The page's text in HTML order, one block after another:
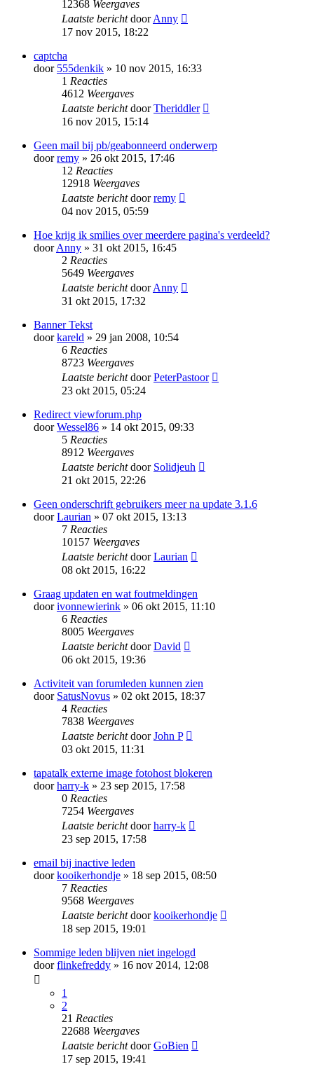
12368 Weergaves
Laatste berichtdoorAnny
17 nov 2015, 18:22
captcha
door 555denkik » 10 nov 2015, 16:33
1 Reacties
4612 Weergaves
Laatste berichtdoorTheriddler
16 nov 2015, 15:14
Geen mail bij pb/geabonneerd onderwerp
doorremy » 26 okt 2015, 17:46
12 Reacties
12918 Weergaves
Laatste berichtdoorremy
04 nov 2015, 05:59
Hoe krijg ik smilies over meerdere pagina's verdeeld?
doorAnny » 31 okt 2015, 16:45
2 Reacties
5649 Weergaves
Laatste berichtdoorAnny
31 okt 2015, 17:32
Banner Tekst
doorkareld » 29 jan 2008, 10:54
6 Reacties
8723 Weergaves
Laatste berichtdoorPeterPastoor
23 okt 2015, 05:24
Redirect viewforum.php
doorWessel86 » 14 okt 2015, 09:33
5 Reacties
8912 Weergaves
Laatste berichtdoor Solidjeuh
21 okt 2015, 22:26
Geen onderschrift gebruikers meer na update 3.1.6
doorLaurian » 07 okt 2015, 13:13
7 Reacties
10157 Weergaves
Laatste berichtdoorLaurian
08 okt 2015, 16:22
Graag updaten en wat foutmeldingen
doorivonnewierink » 06 okt 2015, 11:10
6 Reacties
8005 Weergaves
Laatste berichtdoorDavid
06 okt 2015, 19:36
Activiteit van forumleden kunnen zien
door SatusNovus » 02 okt 2015, 18:37
4 Reacties
7838 Weergaves
Laatste berichtdoorJohn P
03 okt 2015, 11:31
tapatalk externe image fotohost blokeren
doorharry-k » 23 sep 2015, 17:58
0 Reacties
7254 Weergaves
Laatste berichtdoorharry-k
23 sep 2015, 17:58
email bij inactive leden
doorkooikerhondje » 18 sep 2015, 08:50
7 Reacties
9568 Weergaves
Laatste berichtdoorkooikerhondje
18 sep 2015, 19:01
Sommige leden blijven niet ingelogd
doorflinkefreddy » 16 nov 2014, 12:08
1
2
21 Reacties
22688 Weergaves
Laatste berichtdoorGoBien
17 sep 2015, 19:41